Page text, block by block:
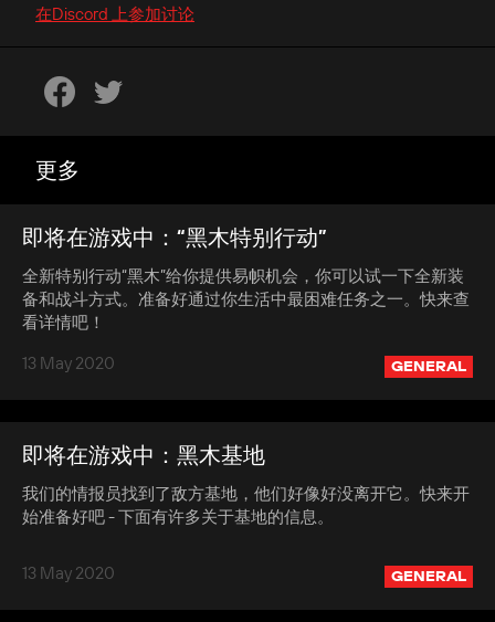
在Discord 上参加讨论
更多
即将在游戏中：“黑木特别行动”
全新特别行动“黑木”给你提供易帜机会，你可以试一下全新装
备和战斗方式。准备好通过你生活中最困难任务之一。快来查
看详情吧！
13 May 2020
GENERAL
即将在游戏中：黑木基地
我们的情报员找到了敌方基地，他们好像好没离开它。快来开
始准备好吧 - 下面有许多关于基地的信息。
13 May 2020 GENERAL